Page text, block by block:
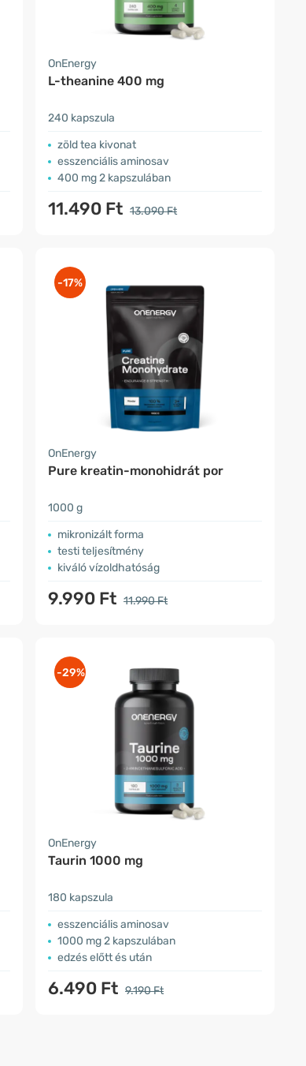
OnEnergy
L-theanine 400 mg
240 kapszula
zöld tea kivonat
esszenciális aminosav
400 mg 2 kapszulában
11.490 Ft 13.090 Ft
-17%
OnEnergy
Pure kreatin-monohidrát por
1000 g
mikronizált forma
testi teljesítmény
kiváló vízoldhatóság
9.990 Ft 11.990 Ft
-29%
OnEnergy
Taurin 1000 mg
180 kapszula
esszenciális aminosav
1000 mg 2 kapszulában
edzés előtt és után
6.490 Ft 9.190 Ft